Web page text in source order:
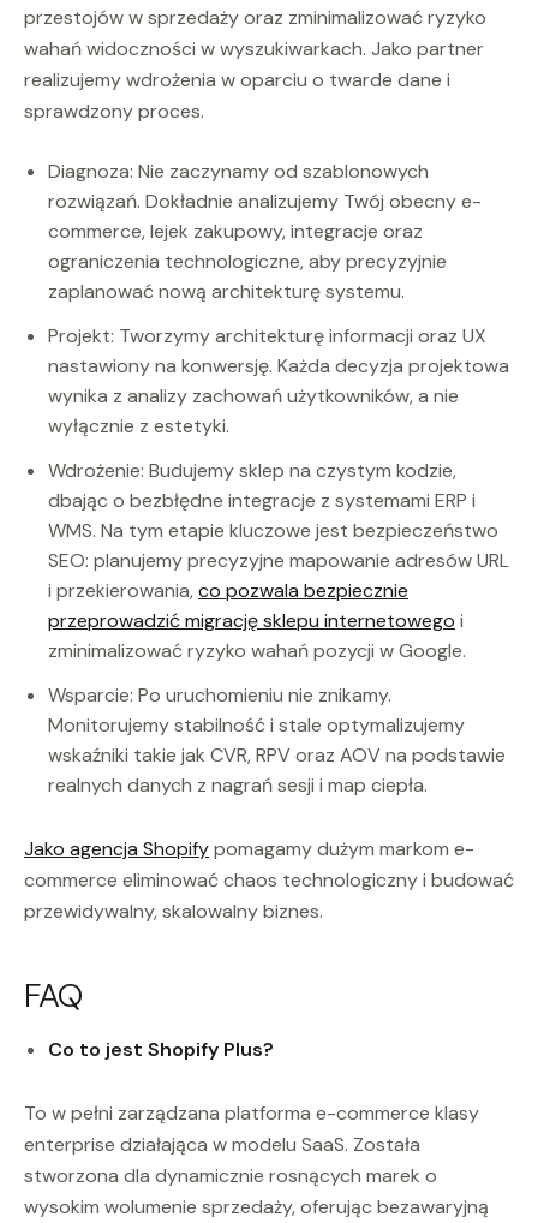
przestojów w sprzedaży oraz zminimalizować ryzyko
wahań widoczności w wyszukiwarkach. Jako partner
realizujemy wdrożenia w oparciu o twarde dane i
sprawdzony proces.
Diagnoza: Nie zaczynamy od szablonowych
rozwiązań. Dokładnie analizujemy Twój obecny e-
commerce, lejek zakupowy, integracje oraz
ograniczenia technologiczne, aby precyzyjnie
zaplanować nową architekturę systemu.
Projekt: Tworzymy architekturę informacji oraz UX
nastawiony na konwersję. Każda decyzja projektowa
wynika z analizy zachowań użytkowników, a nie
wyłącznie z estetyki.
Wdrożenie: Budujemy sklep na czystym kodzie,
dbając o bezbłędne integracje z systemami ERP i
WMS. Na tym etapie kluczowe jest bezpieczeństwo
SEO: planujemy precyzyjne mapowanie adresów URL
i przekierowania,co pozwala bezpiecznie
przeprowadzić migrację sklepu internetowego i
zminimalizować ryzyko wahań pozycji w Google.
Wsparcie: Po uruchomieniu nie znikamy.
Monitorujemy stabilność i stale optymalizujemy
wskaźniki takie jak CVR, RPV oraz AOV na podstawie
realnych danych z nagrań sesji i map ciepła.
Jako agencja Shopifypomagamy dużym markom e-
commerce eliminować chaos technologiczny i budować
przewidywalny, skalowalny biznes.
FAQ
Co to jest Shopify Plus?
To w pełni zarządzana platforma e-commerce klasy
enterprise działająca w modelu SaaS. Została
stworzona dla dynamicznie rosnących marek o
wysokim wolumenie sprzedaży, oferując bezawaryjną